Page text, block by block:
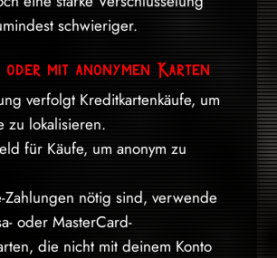
schwieriger.
oder mit anonymen Karten
verfolgt Kreditkartenkäufe, um
zu lokalisieren.
für Käufe, um anonym zu
Zahlungen nötig sind, verwende
oder MasterCard-
die nicht mit deinem Konto